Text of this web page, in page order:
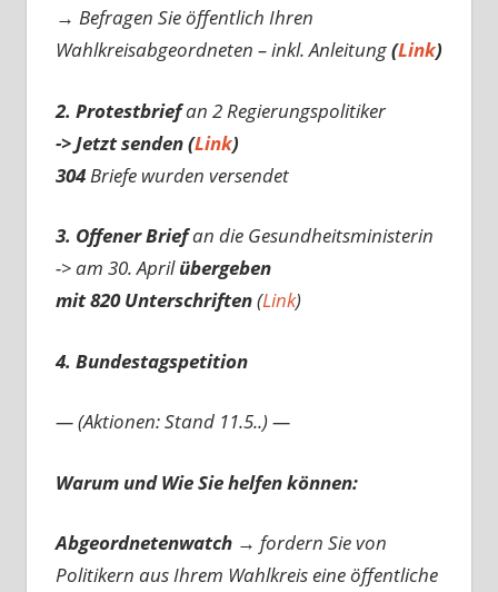
→ Befragen Sie öffentlich Ihren
Wahlkreisabgeordneten – inkl. Anleitung(Link)
2. Protestbriefan 2 Regierungspolitiker
-> Jetzt senden (Link)
304Briefe wurden versendet
3. Offener Briefan die Gesundheitsministerin
-> am 30. Aprilübergeben
mit 820 Unterschriften(Link)
4. Bundestagspetition
— (Aktionen: Stand 11.5..) —
Warum und Wie Sie helfen können:
Abgeordnetenwatch → fordern Sie von
Politikern aus Ihrem Wahlkreis eine öffentliche